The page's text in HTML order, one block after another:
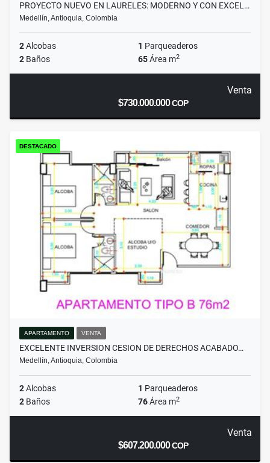
PROYECTO NUEVO EN LAURELES: MODERNO Y CON EXCEL…
Medellín, Antioquia, Colombia
2Alcobas 1 Parqueaderos
2 Baños 65Área m2
Venta
$730.000.000COP
DESTACADO
APARTAMENTO VENTA
EXCELENTE INVERSION CESION DE DERECHOS ACABADO…
Medellín, Antioquia, Colombia
2Alcobas 1 Parqueaderos
2 Baños 76Área m2
Venta
$607.200.000COP